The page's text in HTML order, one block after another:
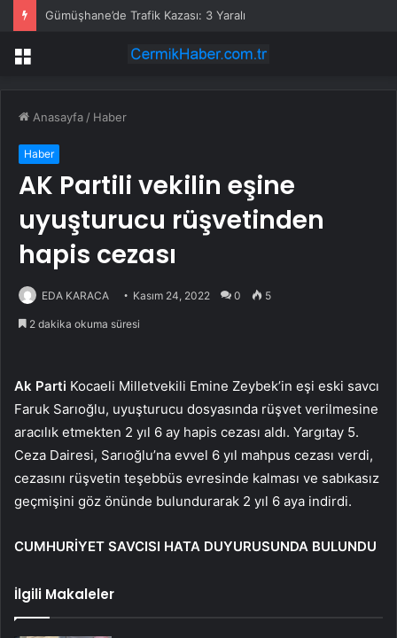
Gümüşhane’de Trafik Kazası: 3 Yaralı
Menü
Anasayfa / Haber
Haber
AK Partili vekilin eşine
uyuşturucu rüşvetinden
hapis cezası
EDA KARACA Kasım 24, 2022 0 5
2 dakika okuma süresi
Ak Parti Kocaeli Milletvekili Emine Zeybek’in eşi eski savcı
Faruk Sarıoğlu, uyuşturucu dosyasında rüşvet verilmesine
aracılık etmekten 2 yıl 6 ay hapis cezası aldı. Yargıtay 5.
Ceza Dairesi, Sarıoğlu’na evvel 6 yıl mahpus cezası verdi,
cezasını rüşvetin teşebbüs evresinde kalması ve sabıkasız
geçmişini göz önünde bulundurarak 2 yıl 6 aya indirdi.
CUMHURİYET SAVCISI HATA DUYURUSUNDA BULUNDU
İlgili Makaleler